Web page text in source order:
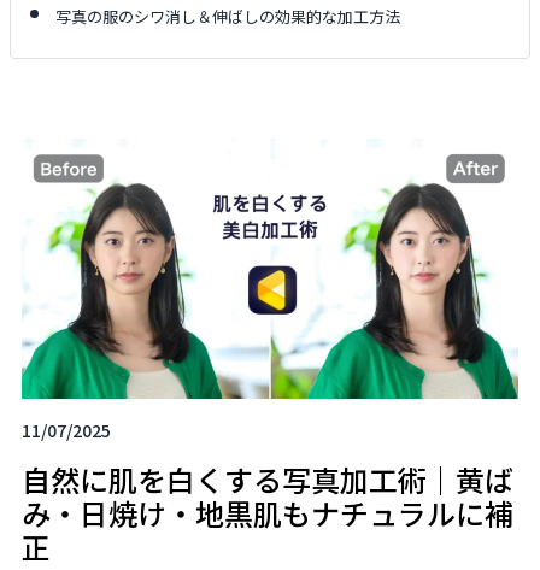
写真の服のシワ消し＆伸ばしの効果的な加工方法
11/07/2025
自然に肌を白くする写真加工術｜黄ば
み・日焼け・地黒肌もナチュラルに補
正